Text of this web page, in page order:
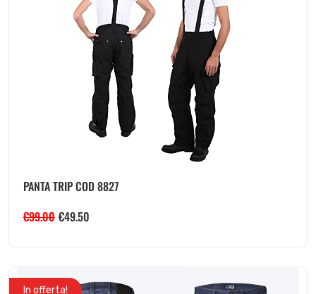
PANTA TRIP COD 8827
€99.00 €49.50
In offerta!